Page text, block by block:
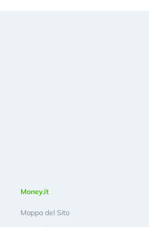
Money.it
Mappa del Sito